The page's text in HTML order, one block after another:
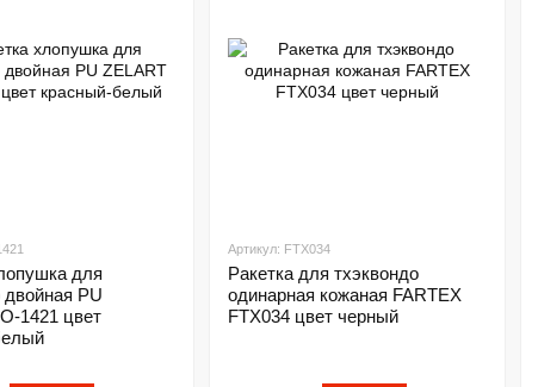
для
двойная PU
1421 цвет
Артикул: FTX034
Ракетка для тхэквондо
одинарная кожаная FARTEX
FTX034 цвет черный